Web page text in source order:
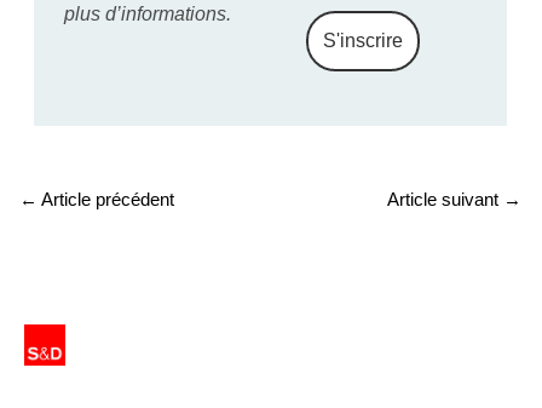
plus d’informations.
← Article précédent Article suivant →